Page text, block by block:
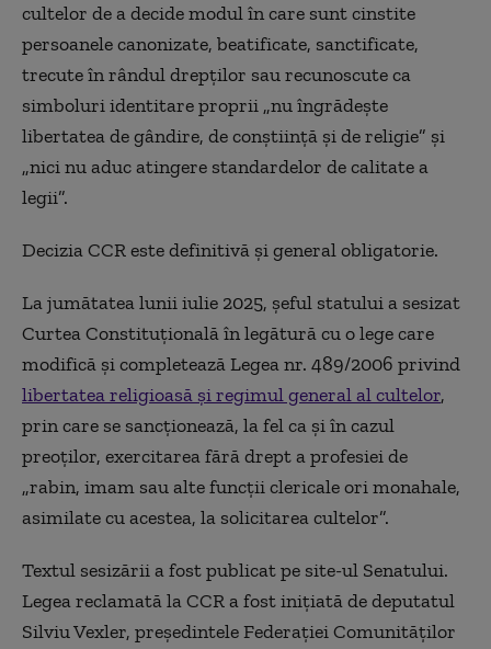
cultelor de a decide modul în care sunt cinstite
persoanele canonizate, beatificate, sanctificate,
trecute în rândul drepților sau recunoscute ca
simboluri identitare proprii „nu îngrădește
libertatea de gândire, de conștiință și de religie” și
„nici nu aduc atingere standardelor de calitate a
legii”.
Decizia CCR este definitivă și general obligatorie.
La jumătatea lunii iulie 2025, șeful statului a sesizat
Curtea Constituțională în legătură cu o lege care
modifică și completează Legea nr. 489/2006 privind
libertatea religioasă și regimul general al cultelor,
prin care se sancționează, la fel ca și în cazul
preoților, exercitarea fără drept a profesiei de
„rabin, imam sau alte funcții clericale ori monahale,
asimilate cu acestea, la solicitarea cultelor”.
Textul sesizării a fost publicat pe site-ul Senatului.
Legea reclamată la CCR a fost inițiată de deputatul
Silviu Vexler, președintele Federației Comunităților